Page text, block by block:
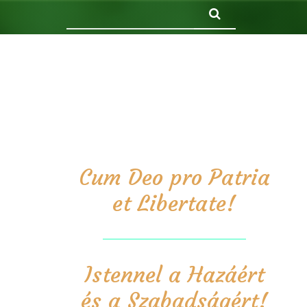
Cum Deo pro Patria
et Libertate!
Istennel a Hazáért
és a Szabadságért!